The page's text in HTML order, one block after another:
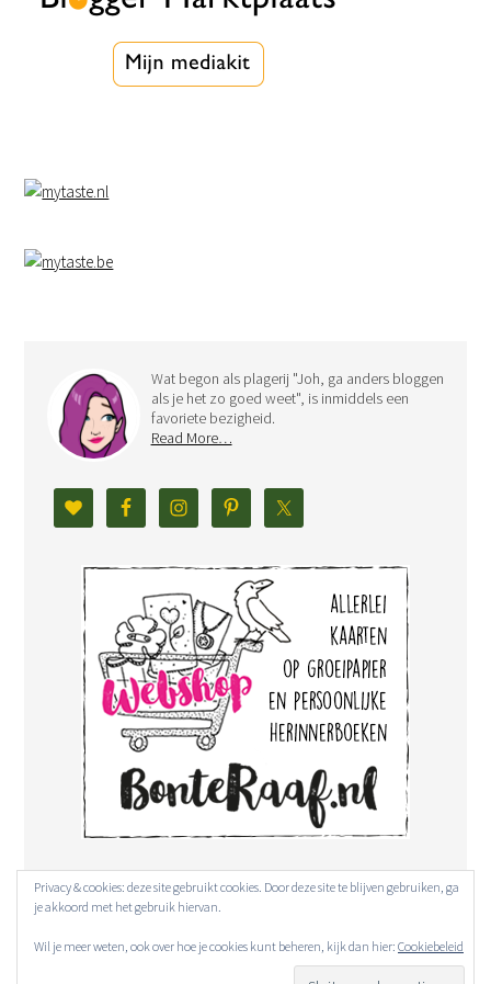
Wat begon als plagerij "Joh, ga anders bloggen
als je het zo goed weet", is inmiddels een
favoriete bezigheid.
Read More…
Privacy & cookies: deze site gebruikt cookies. Door deze site te blijven gebruiken, ga
je akkoord met het gebruik hiervan.
Wil je meer weten, ook over hoe je cookies kunt beheren, kijk dan hier: Cookiebeleid